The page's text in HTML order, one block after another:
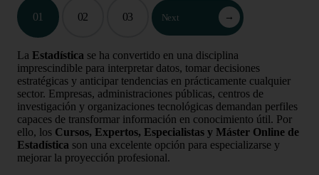
01 02 03 Next →
La Estadística se ha convertido en una disciplina
imprescindible para interpretar datos, tomar decisiones
estratégicas y anticipar tendencias en prácticamente cualquier
sector. Empresas, administraciones públicas, centros de
investigación y organizaciones tecnológicas demandan perfiles
capaces de transformar información en conocimiento útil. Por
ello, los Cursos, Expertos, Especialistas y Máster Online de
Estadística son una excelente opción para especializarse y
mejorar la proyección profesional.